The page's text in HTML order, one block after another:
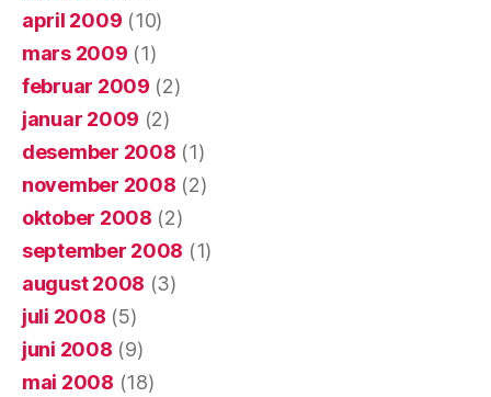
april 2009 (10)
mars 2009 (1)
februar 2009 (2)
januar 2009 (2)
desember 2008 (1)
november 2008 (2)
oktober 2008 (2)
september 2008 (1)
august 2008 (3)
juli 2008 (5)
juni 2008 (9)
mai 2008 (18)